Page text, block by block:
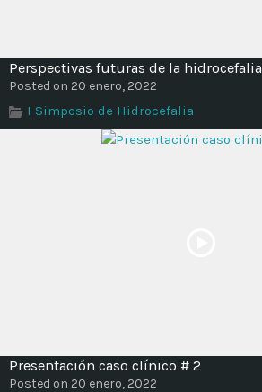
Perspectivas futuras de la hidrocefalia
Posted on 20 enero, 2022
I Simposio de Hidrocefalia
Presentación caso clínico # 2
Posted on 20 enero, 2022